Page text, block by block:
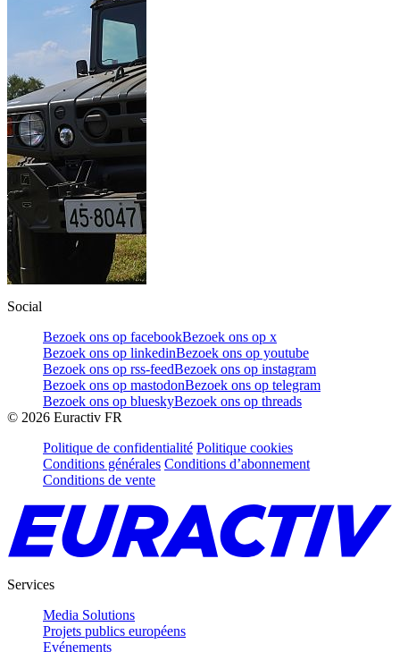
Social
Bezoek ons op facebookBezoek ons op x
Bezoek ons op linkedinBezoek ons op youtube
Bezoek ons op rss-feedBezoek ons op instagram
Bezoek ons op mastodonBezoek ons op telegram
Bezoek ons op blueskyBezoek ons op threads
© 2026 Euractiv FR
Politique de confidentialité Politique cookies
Conditions générales Conditions d’abonnement
Conditions de vente
Services
Media Solutions
Projets publics européens
Evénements